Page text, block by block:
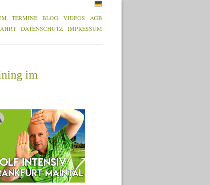
TERMINE BLOG VIDEOS
AGB
DATENSCHUTZ IMPRESSUM
im